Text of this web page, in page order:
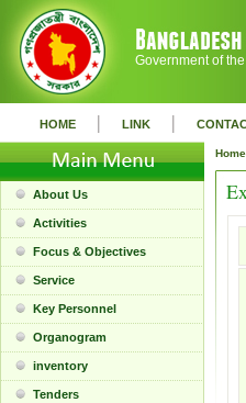
Government of
HOME | LINK |
About Us
Activities
Focus & Objectives
Service
Key Personnel
Organogram
inventory
Tenders